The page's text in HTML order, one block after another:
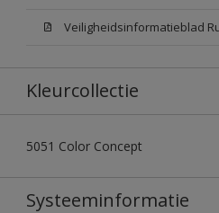
Kleurcollectie
5051 Color Concept
Systeeminformatie